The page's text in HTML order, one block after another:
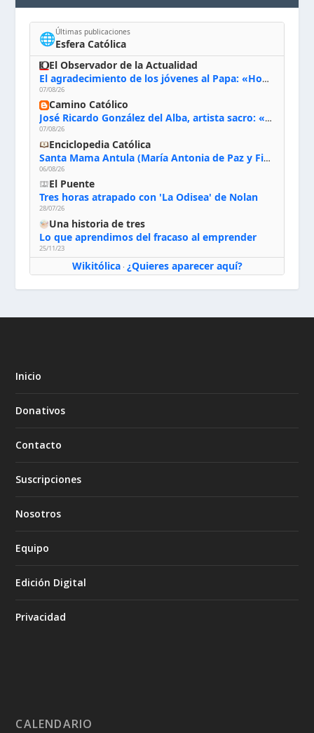
🌐Últimas publicaciones
Esfera Católica
El Observador de la Actualidad
El agradecimiento de los jóvenes al Papa: «Hoy nos sentimos Iglesia»
07/08/26
Camino Católico
José Ricardo González del Alba, artista sacro: «Yo oro, hablo con Dios, le pido al Espíritu Santo su inspiración y siempre pinto rezando el rosario para que sea Él quien actúe a través de mis manos»
07/08/26
Enciclopedia Católica
Santa Mama Antula (María Antonia de Paz y Figueroa)
06/08/26
El Puente
Tres horas atrapado con 'La Odisea' de Nolan
28/07/26
Una historia de tres
Lo que aprendimos del fracaso al emprender
25/11/23
Wikitólica· ¿Quieres aparecer aquí?
Inicio
Donativos
Contacto
Suscripciones
Nosotros
Equipo
Edición Digital
Privacidad
CALENDARIO